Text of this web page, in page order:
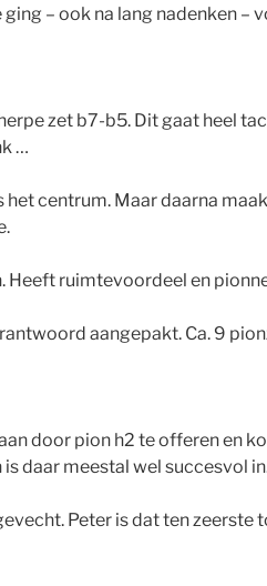
– ook na lang nadenken –
zet b7-b5. Dit gaat heel
…
centrum. Maar daarna
Heeft ruimtevoordeel en
aangepakt. Ca. 9
door pion h2 te offeren en
daar meestal wel succesvol
Peter is dat ten